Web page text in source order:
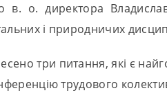
в. о. директора
і природничих
три питання, які є
трудового